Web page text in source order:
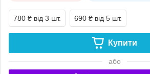
780 ₴ від 3 шт. 690 ₴ від 5 шт.
Купити
або